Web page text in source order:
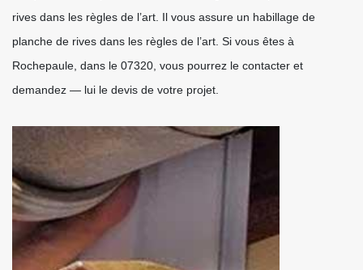
rives dans les règles de l’art. Il vous assure un habillage de
planche de rives dans les règles de l’art. Si vous êtes à
Rochepaule, dans le 07320, vous pourrez le contacter et
demandez — lui le devis de votre projet.